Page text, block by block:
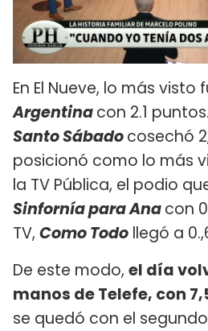
En El Nueve, lo más visto
Argentinacon 2.1
Santo Sábadocosechó
posicionó como lo más
la TV Pública, el podio
Sinfornía para Anacon
TV, Como Todo llegó a
De este modo, el día
manos de Telefe, con
se quedó con el